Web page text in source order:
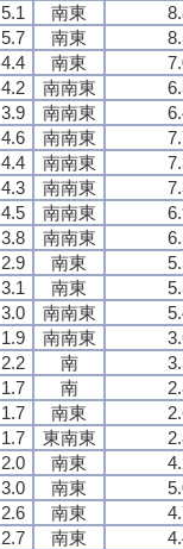
5.1 南東
5.7 南東
4.4 南東
4.2 南南東
3.9 南南東
4.6 南南東
4.4 南南東
4.3 南南東
4.5 南南東
3.8 南南東
2.9 南東
3.1 南東
3.0 南南東
1.9 南南東
2.2 南
1.7 南
1.7 南東
1.7 東南東
2.0 南東
3.0 南東
2.6 南東
2.7 南東